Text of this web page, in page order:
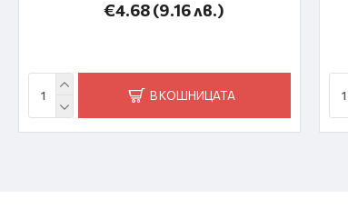
€4.68(9.16 лв.)
В КОШНИЦАТА